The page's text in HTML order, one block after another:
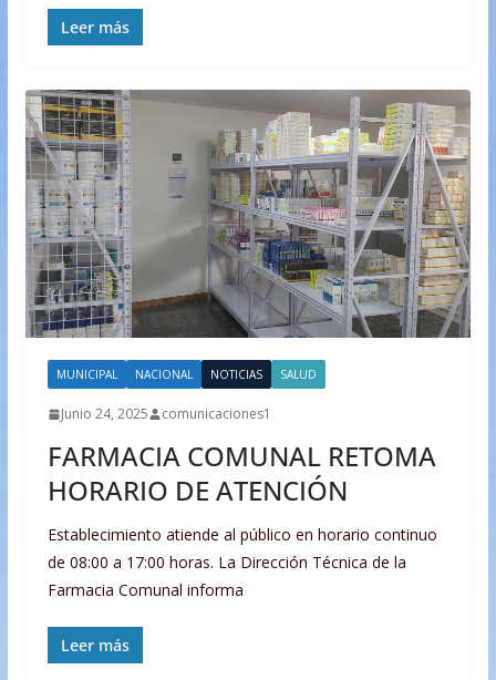
Leer más
MUNICIPAL NACIONAL NOTICIAS SALUD
Junio 24, 2025 comunicaciones1
FARMACIA COMUNAL RETOMA
HORARIO DE ATENCIÓN
Establecimiento atiende al público en horario continuo
de 08:00 a 17:00 horas. La Dirección Técnica de la
Farmacia Comunal informa
Leer más